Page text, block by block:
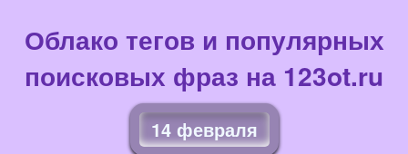
Облако тегов и популярных
поисковых фраз на 123ot.ru
14 февраля